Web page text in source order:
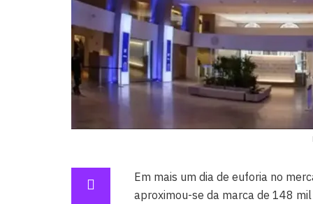
Em mais um dia de euforia no
aproximou-se da marca de 148